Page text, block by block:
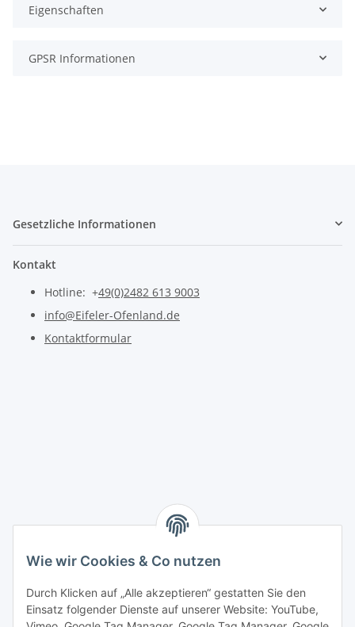
Eigenschaften
GPSR Informationen
Gesetzliche Informationen
Kontakt
Hotline: +49(0)2482 613 9003
info@Eifeler-Ofenland.de
Kontaktformular
Wie wir Cookies & Co nutzen
Durch Klicken auf „Alle akzeptieren“ gestatten Sie den
Einsatz folgender Dienste auf unserer Website: YouTube,